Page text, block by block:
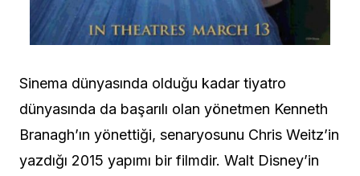
Sinema dünyasında olduğu kadar tiyatro
dünyasında da başarılı olan yönetmen Kenneth
Branagh’ın yönettiği, senaryosunu Chris Weitz’in
yazdığı 2015 yapımı bir filmdir. Walt Disney’in